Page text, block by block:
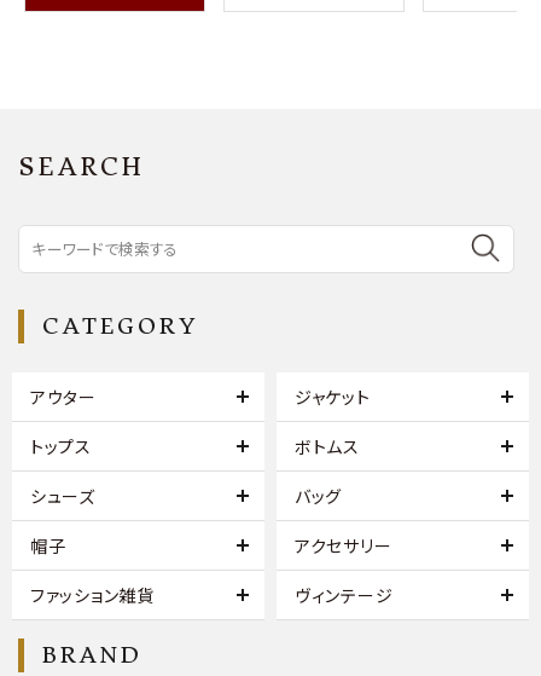
SEARCH
CATEGORY
アウター ジャケット
トップス ボトムス
シューズ バッグ
帽子 アクセサリー
ファッション雑貨 ヴィンテージ
BRAND